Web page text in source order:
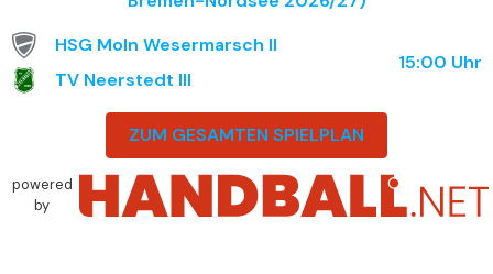
HSG MoIn Wesermarsch II
TV Neerstedt III
15:00 Uhr
ZUM GESAMTEN SPIELPLAN
powered
by